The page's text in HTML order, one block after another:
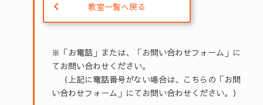
教室一覧へ戻る
※「お電話」または、「お問い合わせフォーム」に
てお問い合わせください。
（上記に電話番号がない場合は、こちらの「お問
い合わせフォーム」にてお問い合わせください。）